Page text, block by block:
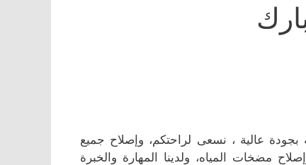
عالية ، نسعى لراحتكم، وإصلاح جميع
مضخات المياه، ولدينا المهارة والخبرة